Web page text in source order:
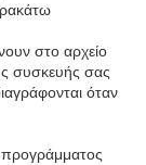
στο αρχείο
συσκευής σας
όταν